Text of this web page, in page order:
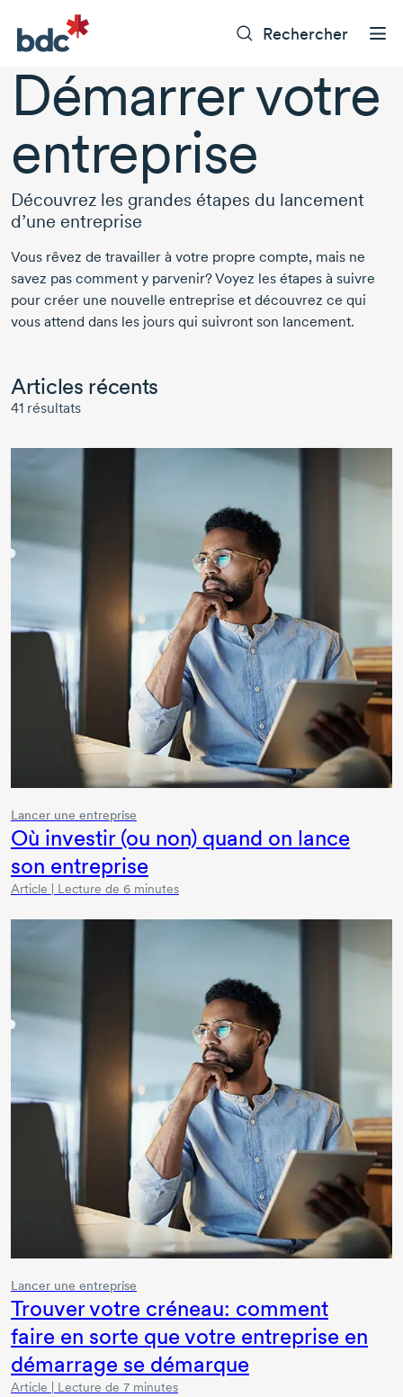
Rechercher
Démarrer votre
entreprise
Découvrez les grandes étapes du lancement
d’une entreprise
Vous rêvez de travailler à votre propre compte, mais ne
savez pas comment y parvenir? Voyez les étapes à suivre
pour créer une nouvelle entreprise et découvrez ce qui
vous attend dans les jours qui suivront son lancement.
Articles récents
41 résultats
Lancer une entreprise
Où investir (ou non) quand on lance
son entreprise
Article | Lecture de 6 minutes
Lancer une entreprise
Trouver votre créneau: comment
faire en sorte que votre entreprise en
démarrage se démarque
Article | Lecture de 7 minutes